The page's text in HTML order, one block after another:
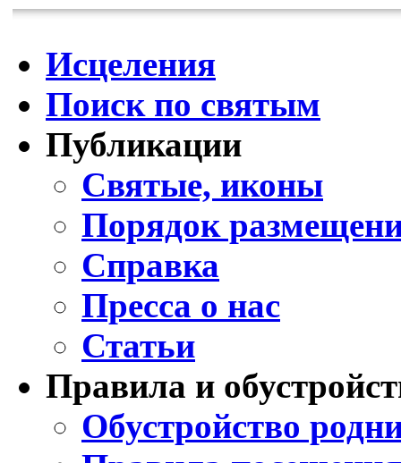
Исцеления
Поиск по святым
Публикации
Святые, иконы
Порядок
Справка
Пресса о нас
Статьи
Правила и
Обустройство